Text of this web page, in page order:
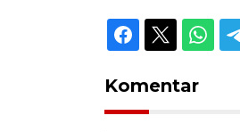
Komentar